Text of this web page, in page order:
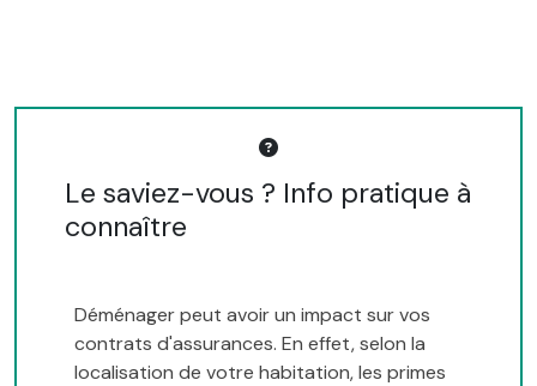
Le saviez-vous ? Info pratique à
connaître
Déménager peut avoir un impact sur vos
contrats d'assurances. En effet, selon la
localisation de votre habitation, les primes